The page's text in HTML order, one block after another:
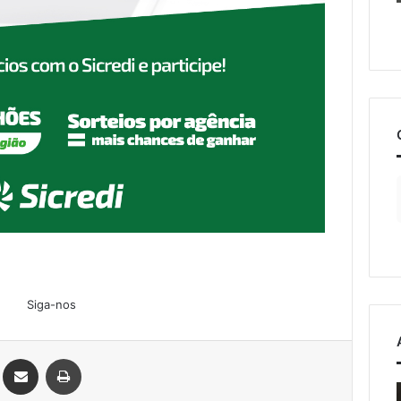
Siga-nos
Linkedin Compartilhar via e-mail